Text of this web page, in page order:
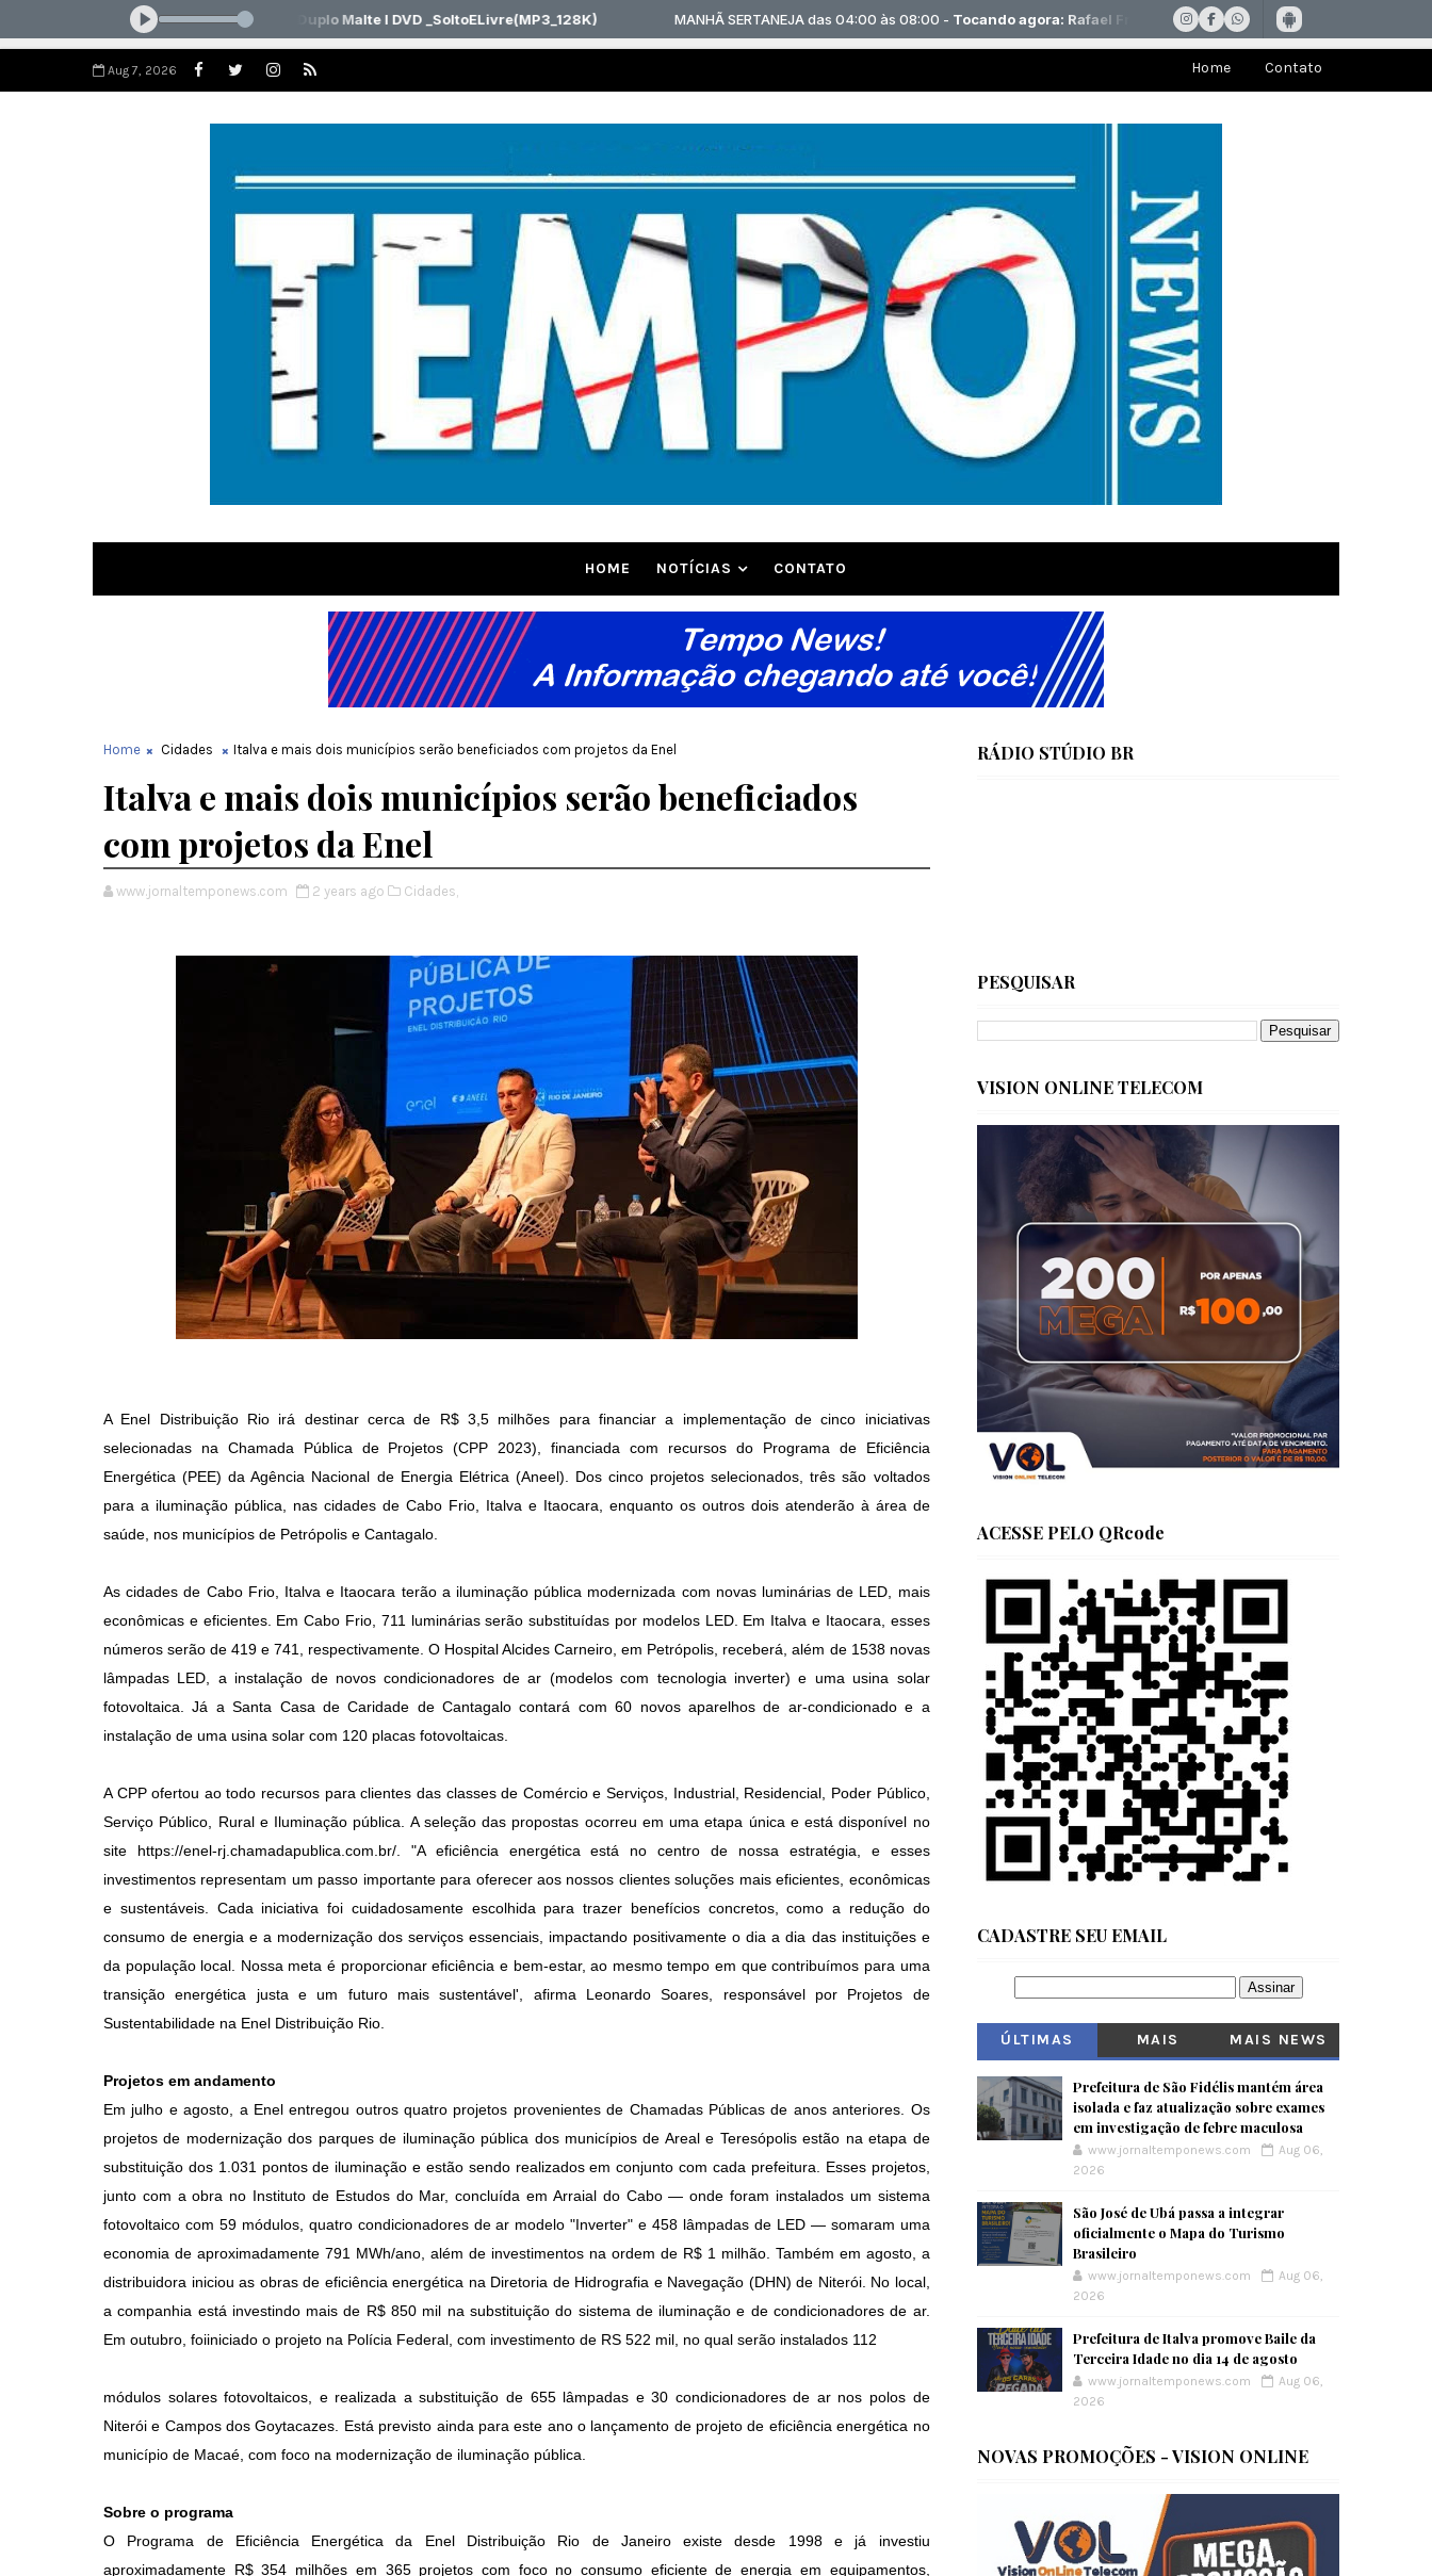
Aug 7, 2026 Home Contato
HOME NOTÍCIAS CONTATO
Home Cidades Italva e mais dois municípios serão beneficiados com projetos da Enel
Italva e mais dois municípios serão beneficiados
com projetos da Enel
www.jornaltemponews.com 2 years ago Cidades,
A Enel Distribuição Rio irá destinar cerca de R$ 3,5 milhões para financiar a implementação de cinco iniciativas
selecionadas na Chamada Pública de Projetos (CPP 2023), financiada com recursos do Programa de Eficiência
Energética (PEE) da Agência Nacional de Energia Elétrica (Aneel). Dos cinco projetos selecionados, três são voltados
para a iluminação pública, nas cidades de Cabo Frio, Italva e Itaocara, enquanto os outros dois atenderão à área de
saúde, nos municípios de Petrópolis e Cantagalo.
As cidades de Cabo Frio, Italva e Itaocara terão a iluminação pública modernizada com novas luminárias de LED, mais
econômicas e eficientes. Em Cabo Frio, 711 luminárias serão substituídas por modelos LED. Em Italva e Itaocara, esses
números serão de 419 e 741, respectivamente. O Hospital Alcides Carneiro, em Petrópolis, receberá, além de 1538 novas
lâmpadas LED, a instalação de novos condicionadores de ar (modelos com tecnologia inverter) e uma usina solar
fotovoltaica. Já a Santa Casa de Caridade de Cantagalo contará com 60 novos aparelhos de ar-condicionado e a
instalação de uma usina solar com 120 placas fotovoltaicas.
A CPP ofertou ao todo recursos para clientes das classes de Comércio e Serviços, Industrial, Residencial, Poder Público,
Serviço Público, Rural e Iluminação pública. A seleção das propostas ocorreu em uma etapa única e está disponível no
site https://enel-rj.chamadapublica.com.br/. "A eficiência energética está no centro de nossa estratégia, e esses
investimentos representam um passo importante para oferecer aos nossos clientes soluções mais eficientes, econômicas
e sustentáveis. Cada iniciativa foi cuidadosamente escolhida para trazer benefícios concretos, como a redução do
consumo de energia e a modernização dos serviços essenciais, impactando positivamente o dia a dia das instituições e
da população local. Nossa meta é proporcionar eficiência e bem-estar, ao mesmo tempo em que contribuímos para uma
transição energética justa e um futuro mais sustentável', afirma Leonardo Soares, responsável por Projetos de
Sustentabilidade na Enel Distribuição Rio.
Projetos em andamento
Em julho e agosto, a Enel entregou outros quatro projetos provenientes de Chamadas Públicas de anos anteriores. Os
projetos de modernização dos parques de iluminação pública dos municípios de Areal e Teresópolis estão na etapa de
substituição dos 1.031 pontos de iluminação e estão sendo realizados em conjunto com cada prefeitura. Esses projetos,
junto com a obra no Instituto de Estudos do Mar, concluída em Arraial do Cabo — onde foram instalados um sistema
fotovoltaico com 59 módulos, quatro condicionadores de ar modelo "Inverter" e 458 lâmpadas de LED — somaram uma
economia de aproximadamente 791 MWh/ano, além de investimentos na ordem de R$ 1 milhão. Também em agosto, a
distribuidora iniciou as obras de eficiência energética na Diretoria de Hidrografia e Navegação (DHN) de Niterói. No local,
a companhia está investindo mais de R$ 850 mil na substituição do sistema de iluminação e de condicionadores de ar.
Em outubro, foiiniciado o projeto na Polícia Federal, com investimento de RS 522 mil, no qual serão instalados 112
módulos solares fotovoltaicos, e realizada a substituição de 655 lâmpadas e 30 condicionadores de ar nos polos de
Niterói e Campos dos Goytacazes. Está previsto ainda para este ano o lançamento de projeto de eficiência energética no
município de Macaé, com foco na modernização de iluminação pública.
Sobre o programa
O Programa de Eficiência Energética da Enel Distribuição Rio de Janeiro existe desde 1998 e já investiu
aproximadamente R$ 354 milhões em 365 projetos com foco no consumo eficiente de energia em equipamentos,
RÁDIO STÚDIO BR
PESQUISAR
VISION ONLINE TELECOM
ACESSE PELO QRcode
CADASTRE SEU EMAIL
ÚLTIMAS
MAIS
MAIS NEWS
Prefeitura de São Fidélis mantém área
isolada e faz atualização sobre exames
em investigação de febre maculosa
www.jornaltemponews.com
Aug 06,
2026
São José de Ubá passa a integrar
oficialmente o Mapa do Turismo
Brasileiro
www.jornaltemponews.com
Aug 06,
2026
Prefeitura de Italva promove Baile da
Terceira Idade no dia 14 de agosto
www.jornaltemponews.com
Aug 06,
2026
NOVAS PROMOÇÕES - VISION ONLINE